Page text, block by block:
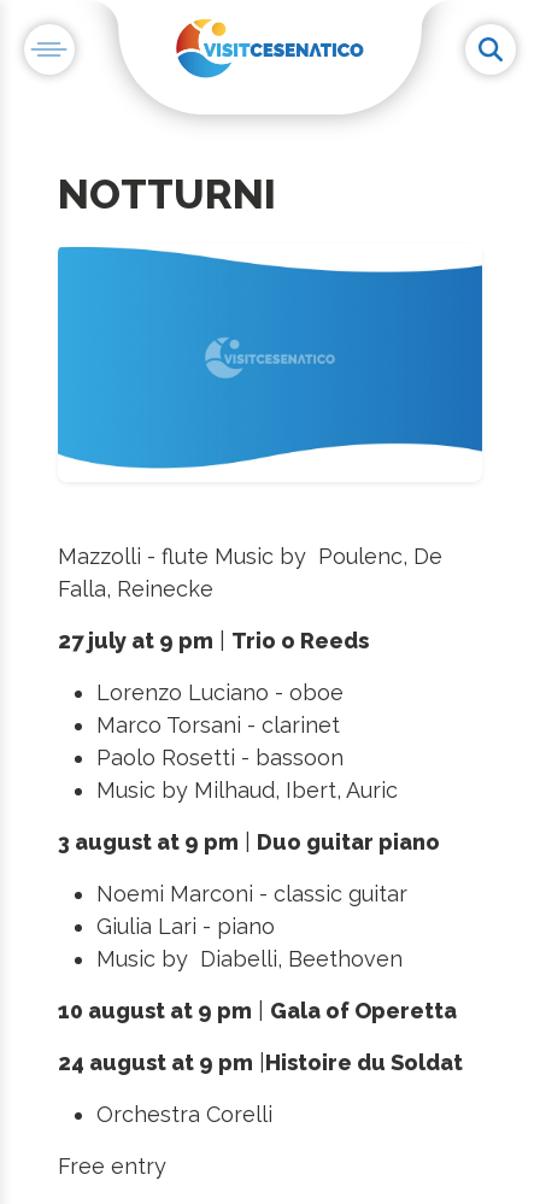
NOTTURNI
Mazzolli - flute Music by Poulenc, De
Falla, Reinecke
27 july at 9 pm Trio o Reeds
Lorenzo Luciano - oboe
Marco Torsani - clarinet
Paolo Rosetti - bassoon
Music by Milhaud, Ibert, Auric
3 august at 9 pm Duo guitar piano
Noemi Marconi - classic guitar
Giulia Lari - piano
Music by Diabelli, Beethoven
10 august at 9 pm Gala of Operetta
24 august at 9 pm Histoire du Soldat
Orchestra Corelli
Free entry